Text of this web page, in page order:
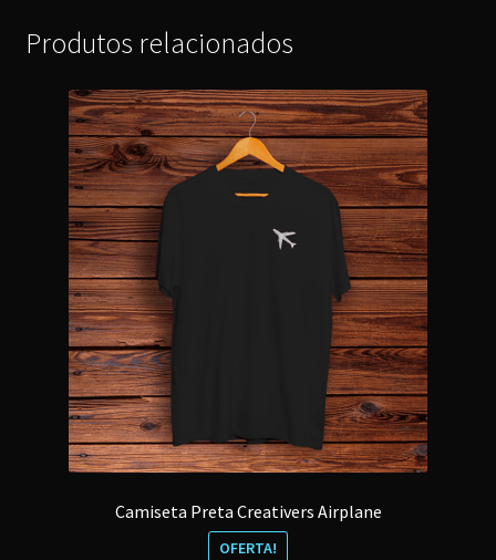
Produtos relacionados
Camiseta Preta Creativers Airplane
OFERTA!